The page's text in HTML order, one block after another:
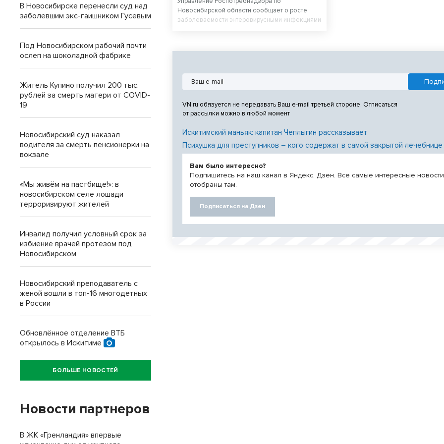
Новосибирской области сообщает о росте
заболеваемости энтеровирусными инфекциями
VN.ru обязуется не передавать Ваш e-mail третьей стороне. Отписаться
от рассылки можно в любой момент
Искитимский маньяк: капитан Чеплыгин рассказывает
Психушка для преступников – кого содержат в самой закрытой
Вам было интересно?
Подпишитесь на наш канал в Яндекс. Дзен. Все самые интересные новости
отобраны там.
Подписаться на Дзен
В Новосибирске перенесли суд над
заболевшим экс-гаишником Гусевым
Под Новосибирском рабочий почти
ослеп на шоколадной фабрике
Житель Купино получил 200 тыс.
рублей за смерть матери от COVID-
19
Новосибирский суд наказал
водителя за смерть пенсионерки на
вокзале
«Мы живём на пастбище!»: в
новосибирском селе лошади
терроризируют жителей
Инвалид получил условный срок за
избиение врачей протезом под
Новосибирском
Новосибирский преподаватель с
женой вошли в топ-16 многодетных
в России
Обновлённое отделение ВТБ
открылось в Искитиме
БОЛЬШЕ НОВОСТЕЙ
Новости партнеров
В ЖК «Гренландия» впервые